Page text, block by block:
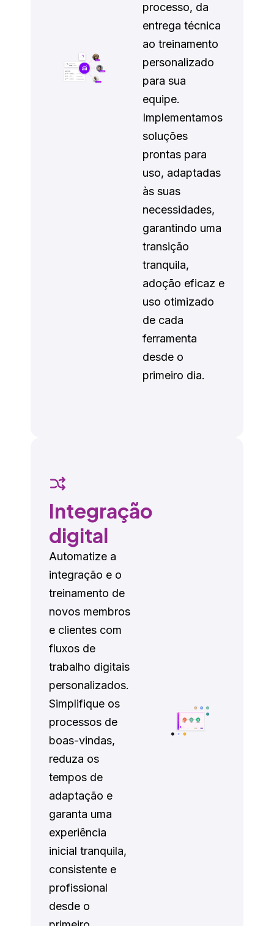
processo, da
entrega técnica
ao treinamento
personalizado
para sua
equipe.
Implementamos
soluções
prontas para
uso, adaptadas
às suas
necessidades,
garantindo uma
transição
tranquila,
adoção eficaz e
uso otimizado
de cada
ferramenta
desde o
primeiro dia.
Integração
digital
Automatize a
integração e o
treinamento de
novos membros
e clientes com
fluxos de
trabalho digitais
personalizados.
Simplifique os
processos de
boas-vindas,
reduza os
tempos de
adaptação e
garanta uma
experiência
inicial tranquila,
consistente e
profissional
desde o